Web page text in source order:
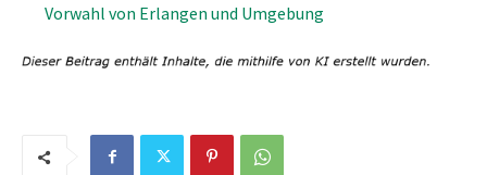
Vorwahl von Erlangen und Umgebung